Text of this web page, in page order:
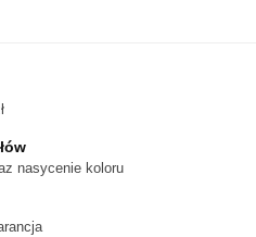
nasycenie koloru